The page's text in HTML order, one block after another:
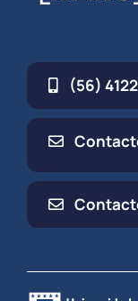
(56)